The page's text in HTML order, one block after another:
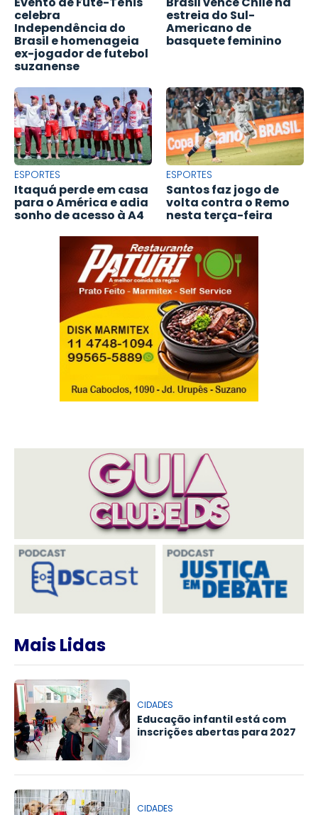
celebra
Independência do
Brasil e homenageia
ex-jogador de futebol
suzanense
estreia do Sul-
Americano de
basquete feminino
ESPORTES
Itaquá perde em casa
para o América e adia
sonho de acesso à A4
ESPORTES
Santos faz jogo de
volta contra o Remo
nesta terça-feira
Mais Lidas
1
CIDADES
Educação infantil está com
inscrições abertas para 2027
CIDADES